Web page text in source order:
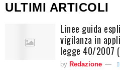
ULTIMI ARTICOLI
Linee guida
vigilanza in
legge 40/2007
by Redazione